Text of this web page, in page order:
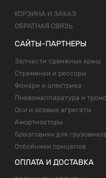
КОРЗИНА И ЗАКАЗ
ОБРАТНАЯ СВЯЗЬ
САЙТЫ-ПАРТНЕРЫ
Запчасти сдвижных крыш
Стремянки и рессоры
Фонари и электрика
Пневомаппаратура и
Оси и осевые агрегаты
Амортизаторы
Брызговики для
Отбойники прицепов
ОПЛАТА И ДОСТАВКА